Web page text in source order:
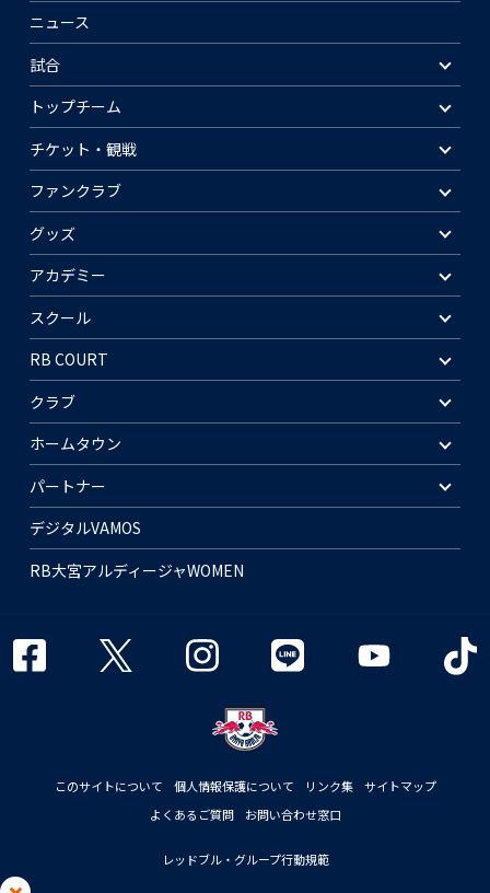
ニュース
試合
トップチーム
チケット・観戦
ファンクラブ
グッズ
アカデミー
スクール
RB COURT
クラブ
ホームタウン
パートナー
デジタルVAMOS
RB大宮アルディージャWOMEN
このサイトについて 個人情報保護について リンク集
サイトマップ
よくあるご質問
お問い合わせ窓口
レッドブル・グループ行動規範